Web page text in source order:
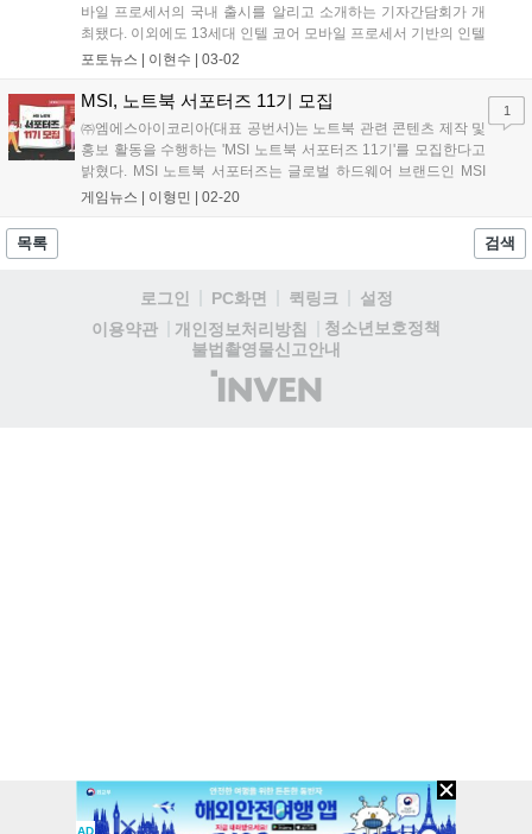
바일 프로세서의 국내 출시를 알리고 소개하는 기자간담회가 개
최됐다. 이외에도 13세대 인텔 코어 모바일 프로세서 기반의 인텔
이보(Evo) 프로그램 사양 업데이트를 공개했다. 행사에는 출시 발
는 미디어 기자와 인플루언서, 국내...
포토뉴스 | 이현수 | 03-02
MSI, 노트북 서포터즈 11기 모집
㈜엠에스아이코리아(대표 공번서)는 노트북 관련 콘텐츠 제작 및
홍보 활동을 수행하는 'MSI 노트북 서포터즈 11기'를 모집한다고
밝혔다. MSI 노트북 서포터즈는 글로벌 하드웨어 브랜드인 MSI
가 6년째 진행하고 있는 대외활동 프로그램이다. 이번 서포터즈
게임뉴스 | 이형민 | 02-20
1
목록 검색
로그인 PC화면 퀵링크
설정
이용약관
개인정보처리방침
청소년보호정책
불법촬영물신고안내
(주)
인
AD